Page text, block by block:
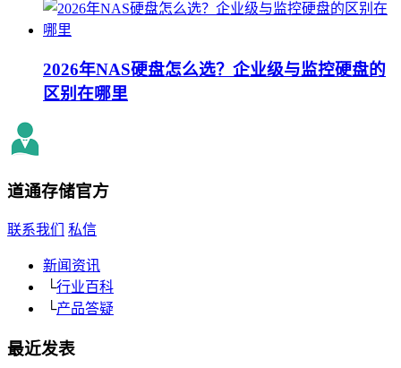
2026年NAS硬盘怎么选？企业级与监控硬盘的
区别在哪里
道通存储官方
联系我们 私信
新闻资讯
└行业百科
└产品答疑
最近发表